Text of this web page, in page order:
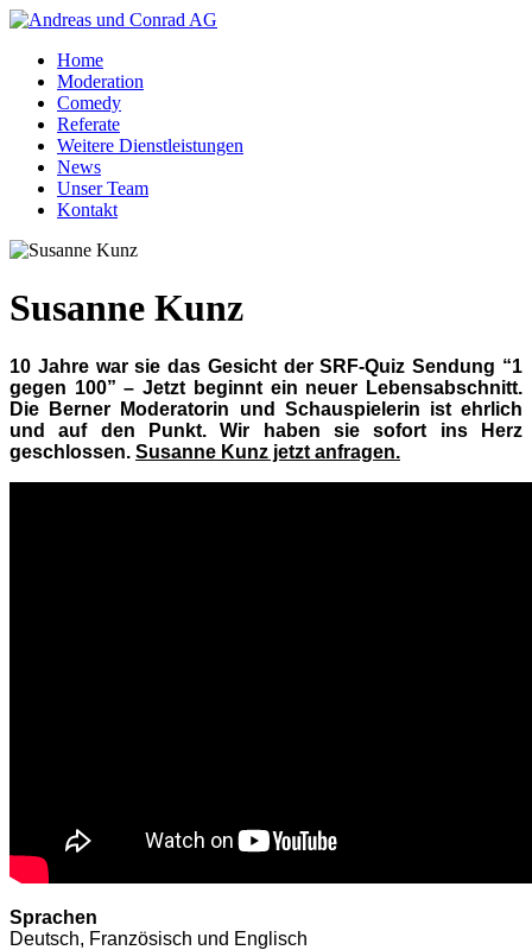
Home
Moderation
Comedy
Referate
Weitere Dienstleistungen
News
Unser Team
Kontakt
Susanne Kunz
10 Jahre war sie das Gesicht der SRF-Quiz Sendung “1
gegen 100” – Jetzt beginnt ein neuer Lebensabschnitt.
Die Berner Moderatorin und Schauspielerin ist ehrlich
und auf den Punkt. Wir haben sie sofort ins Herz
geschlossen. Susanne Kunz jetzt anfragen.
Sprachen
Deutsch, Französisch und Englisch